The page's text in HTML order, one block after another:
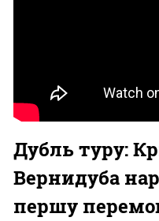
Дубль туру:
Вернидуба
першу